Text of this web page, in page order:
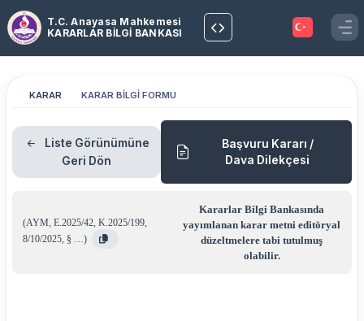
T.C. Anayasa Mahkemesi
KARARLAR BİLGİ BANKASI
KARAR KARAR BİLGİ FORMU
Liste Görünümüne
Geri Dön
Başvuru Kararı /
Dava Dilekçesi
(AYM, E.2025/42, K.2025/199,
8/10/2025, § …)
Kararlar Bilgi Bankasında
yayımlanan karar metni editöryal
düzeltmelere tabi tutulmuş
olabilir.